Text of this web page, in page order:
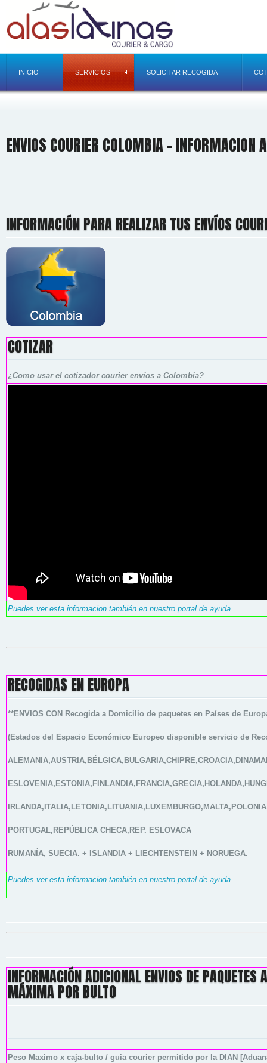
INICIO SERVICIOS SOLICITAR RECOGIDA
ENVIOS COURIER COLOMBIA - INFORMACION
INFORMACIÓN PARA REALIZAR TUS ENVÍOS
COTIZAR
¿Como usar el cotizador courier envíos a Colombia?
Puedes ver esta informacion también en nuestro portal de ayuda
RECOGIDAS EN EUROPA
**ENVIOS CON Recogida a Domicilio de paquetes en Países de
(Estados del Espacio Económico Europeo disponible servicio de
PORTUGAL,REPÚBLICA CHECA,REP. ESLOVACA
RUMANÍA, SUECIA. + ISLANDIA + LIECHTENSTEIN + NORUEGA.
Puedes ver esta informacion también en nuestro portal de ayuda
INFORMACIÓN ADICIONAL ENVIOS DE
MÁXIMA POR BULTO
Peso Maximo x caja-bulto / guia courier permitido por la DIAN